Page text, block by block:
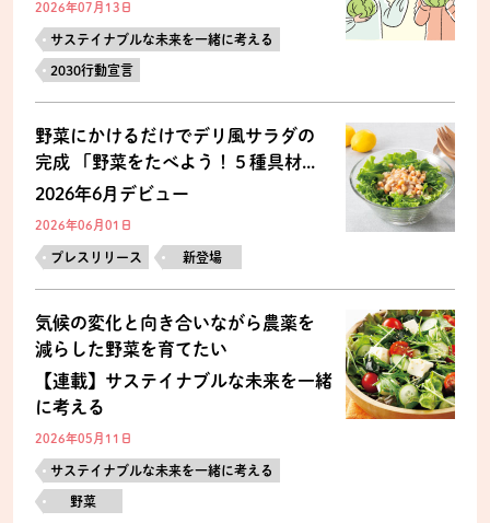
2026年07月13日
サステイナブルな未来を一緒に考える
2030行動宣言
野菜にかけるだけでデリ風サラダの
完成 「野菜をたべよう！５種具材...
2026年6月デビュー
2026年06月01日
プレスリリース 新登場
気候の変化と向き合いながら農薬を
減らした野菜を育てたい
【連載】サステイナブルな未来を一緒
に考える
2026年05月11日
サステイナブルな未来を一緒に考える
野菜